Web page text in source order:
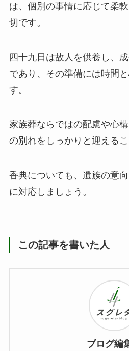
は、個別の事情に応じて柔
切です。
四十九日は故人を供養し、
であり、その準備には時間
す。
家族葬ならではの配慮や心
の別れをしっかりと迎えるこ
香典についても、遺族の意
に対応しましょう。
この記事を書いた人
ブログ編